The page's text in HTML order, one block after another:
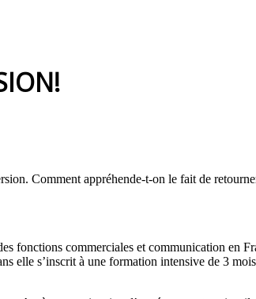
Comment appréhende-t-on le fait de
fonctions commerciales et communication en
elle s’inscrit à une formation intensive de 3